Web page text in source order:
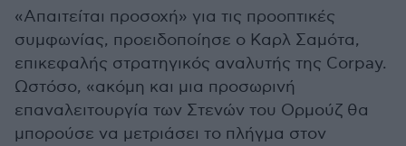
«Απαιτείται προσοχή» για τις προοπτικές
συμφωνίας, προειδοποίησε ο Καρλ Σαμότα,
επικεφαλής στρατηγικός αναλυτής της Corpay.
Ωστόσο, «ακόμη και μια προσωρινή
επαναλειτουργία των Στενών του Ορμούζ θα
μπορούσε να μετριάσει το πλήγμα στον